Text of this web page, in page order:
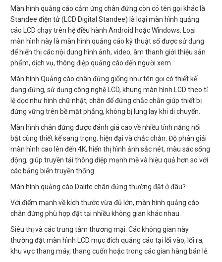
Màn hình quảng cáo cảm ứng chân đứng còn có tên gọi khác là
Standee điện tử (LCD Digital Standee) là loại màn hình quảng
cáo LCD chạy trên hệ điều hành Android hoặc Windows. Loại
màn hình này là màn hình quảng cáo kỹ thuật số được sử dụng
để hiển thị các nội dung hình ảnh, video, âm thanh giới thiệu sản
phẩm, dịch vụ, thông điệp quảng cáo đến người xem.
Màn hình Quảng cáo chân đứng giống như tên gọi có thiết kế
dạng đứng, sử dụng công nghệ LCD, khung màn hình LCD theo tỉ
lệ dọc như hình chữ nhật, chân đế đứng chắc chắn giúp thiết bị
đứng vững trên bề mặt phẳng, không bị lung lay khi di chuyển.
Màn hình chân đứng được đánh giá cao về nhiều tính năng nổi
bật cùng thiết kế sang trọng, hiện đại và chắc chắn. Độ phân giải
màn hình cao lên đến 4K, hiển thị hình ảnh sắc nét, màu sắc sống
động, giúp truyền tải thông điệp mạnh mẽ và hiệu quả hơn so với
các bảng biển truyền thống.
Màn hình quảng cáo Dalite chân đứng thường đặt ở đâu?
Với điểm mạnh về kích thước vừa đủ lớn, màn hình quảng cáo
chân đứng phù hợp đặt tại nhiều không gian khác nhau.
Siêu thị và các trung tâm thương mại: Các không gian này
thường đặt màn hình LCD mục đích quảng cáo tại lối vào, lối ra,
khu vực thang máy, thang cuốn hoặc trong các gian hàng bán lẻ.